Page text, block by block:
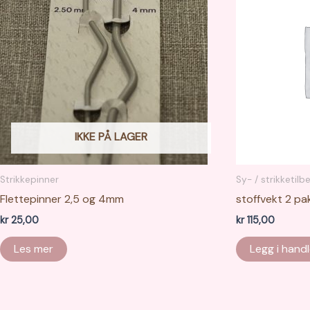
kan
velges
på
produktsiden
IKKE PÅ LAGER
Strikkepinner
Flettepinner 2,5 og 4mm
kr25,00
Les mer
Sy- /
stoffvekt 2
kr115,00
Legg i